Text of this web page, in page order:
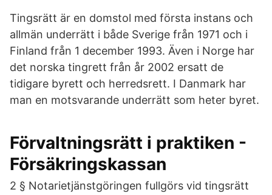
Tingsrätt är en domstol med första instans och
allmän underrätt i både Sverige från 1971 och i
Finland från 1 december 1993. Även i Norge har
det norska tingrett från år 2002 ersatt de
tidigare byrett och herredsrett. I Danmark har
man en motsvarande underrätt som heter byret.
Förvaltningsrätt i praktiken -
Försäkringskassan
2 § Notarietjänstgöringen fullgörs vid tingsrätt